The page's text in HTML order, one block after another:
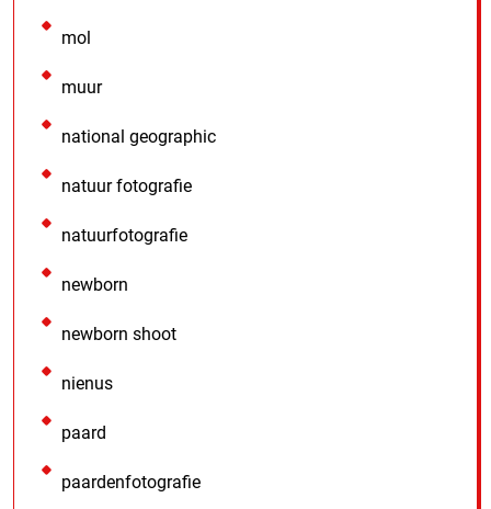
mol
muur
national geographic
natuur fotografie
natuurfotografie
newborn
newborn shoot
nienus
paard
paardenfotografie